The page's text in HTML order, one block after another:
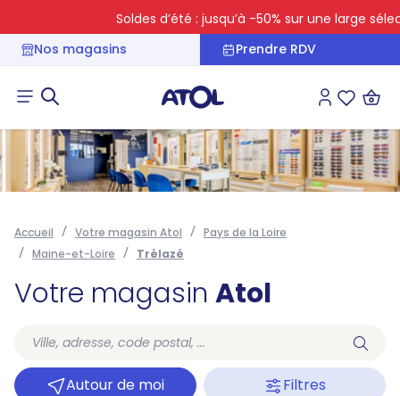
Soldes d’été : jusqu’à -50% sur une large
Nos magasins
Prendre RDV
Connexion
Accueil Votre magasin Atol
Pays de la Loire
Maine-et-Loire
Trélazé
Votre magasin Atol
Autour de moi Filtres